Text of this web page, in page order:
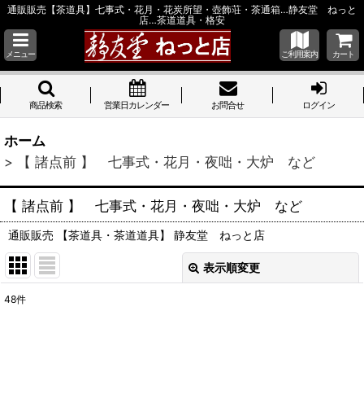
通販販売【茶道具】七事式・花月・花炭所望・壺飾荘・茶通箱…静友堂 ねっと
店…茶道道具・格安
メニュー ご利用案内 カート
商品検索 営業日カレンダー お問合せ ログイン
ホーム
>
【 諸点前 】 七事式・花月・夜咄・大炉 など
【 諸点前 】 七事式・花月・夜咄・大炉 など
通販販売 【茶道具・茶道道具】 静友堂 ねっと店
表示順変更
48件